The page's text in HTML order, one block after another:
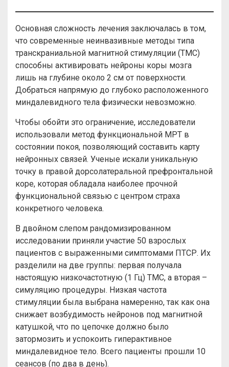
Основная сложность лечения заключалась в том,
что современные неинвазивные методы типа
транскраниальной магнитной стимуляции (ТМС)
способны активировать нейроны коры мозга
лишь на глубине около 2 см от поверхности.
Добраться напрямую до глубоко расположенного
миндалевидного тела физически невозможно.
Чтобы обойти это ограничение, исследователи
использовали метод функциональной МРТ в
состоянии покоя, позволяющий составить карту
нейронных связей. Ученые искали уникальную
точку в правой дорсолатеральной префронтальной
коре, которая обладала наиболее прочной
функциональной связью с центром страха
конкретного человека.
В двойном слепом рандомизированном
исследовании приняли участие 50 взрослых
пациентов с выраженными симптомами ПТСР. Их
разделили на две группы: первая получала
настоящую низкочастотную (1 Гц) ТМС, а вторая –
симуляцию процедуры. Низкая частота
стимуляции была выбрана намеренно, так как она
снижает возбудимость нейронов под магнитной
катушкой, что по цепочке должно было
затормозить и успокоить гиперактивное
миндалевидное тело. Всего пациенты прошли 10
сеансов (по два в день).